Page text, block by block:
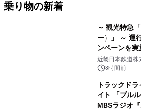
乗り物の新着
～ 観光特急
ー）」 ～ 運
ンペーンを実
近畿日本鉄道株
8時間前
トラックド
イト 「ブル
MBSラジオ